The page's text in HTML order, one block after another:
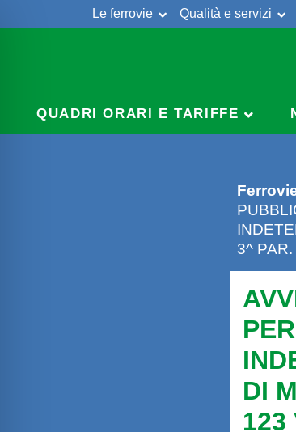
Le ferrovie Qualità e servizi
QUADRI ORARI E TARIFFE
3^
DI
123